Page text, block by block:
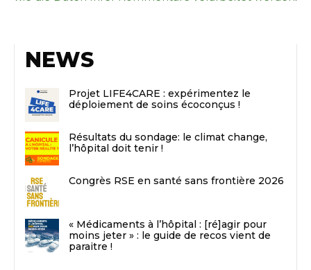
NEWS
Projet LIFE4CARE : expérimentez le
déploiement de soins écoconçus !
Résultats du sondage: le climat change,
l’hôpital doit tenir !
Congrès RSE en santé sans frontière 2026
« Médicaments à l’hôpital : [ré]agir pour
moins jeter » : le guide de recos vient de
paraitre !